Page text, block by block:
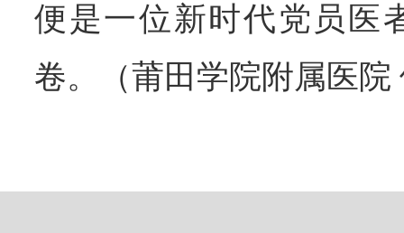
便是一位新时代党员医
卷。（莆田学院附属医院